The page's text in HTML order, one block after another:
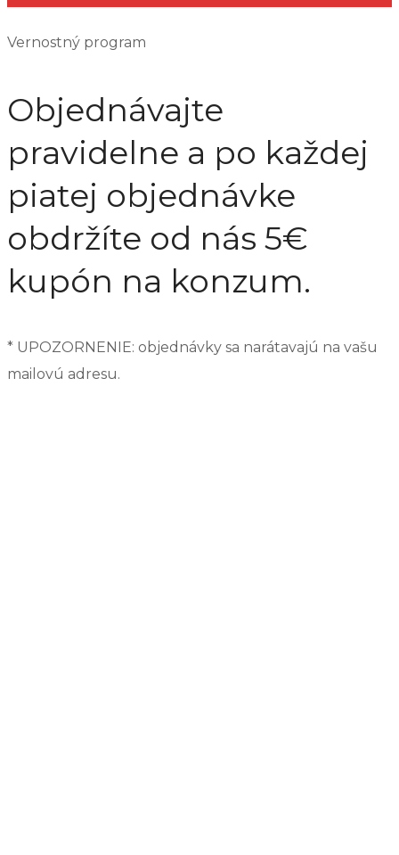
Vernostný program
Objednávajte
pravidelne a po každej
piatej objednávke
obdržíte od nás 5€
kupón na konzum.
* UPOZORNENIE: objednávky sa narátavajú na vašu
mailovú adresu.